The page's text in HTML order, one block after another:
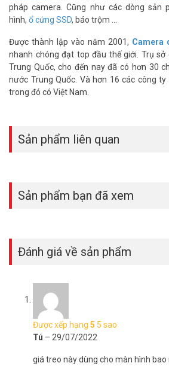
pháp camera. Cũng như các dòng sản
hình, ổ cứng SSD, báo trộm ...
Được thành lập vào năm 2001, Camera
nhanh chóng đạt top đầu thế giới. Trụ sở
Trung Quốc, cho đến nay đã có hơn 30
nước Trung Quốc. Và hơn 16 các công
trong đó có Việt Nam.
Sản phẩm liên quan
Sản phẩm bạn đã xem
Đánh giá về sản phẩm
Được xếp hạng 5 5 sao
Tú – 29/07/2022
giá treo này dùng cho màn hình bao